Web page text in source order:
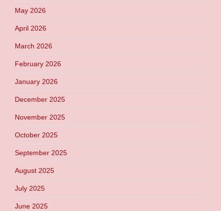
May 2026
April 2026
March 2026
February 2026
January 2026
December 2025
November 2025
October 2025
September 2025
August 2025
July 2025
June 2025